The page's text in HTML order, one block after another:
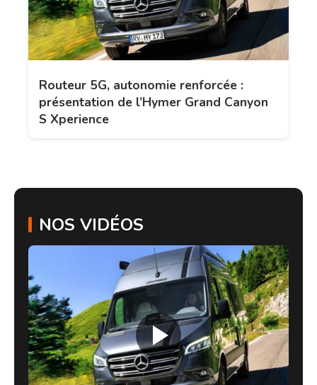
Routeur 5G, autonomie renforcée :
présentation de l’Hymer Grand Canyon
S Xperience
NOS VIDÉOS